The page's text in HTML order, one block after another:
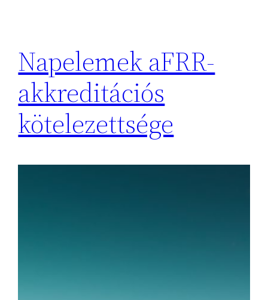
Napelemek aFRR-
akkreditációs
kötelezettsége